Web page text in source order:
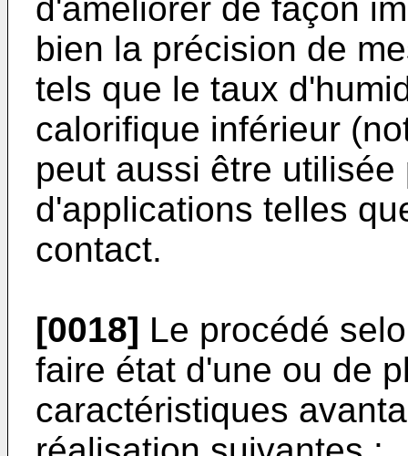
d'améliorer de façon
bien la précision de
tels que le taux
calorifique inférieur
peut aussi être
d'applications telles
contact.
[0018] Le procédé
faire état d'une ou de
caractéristiques